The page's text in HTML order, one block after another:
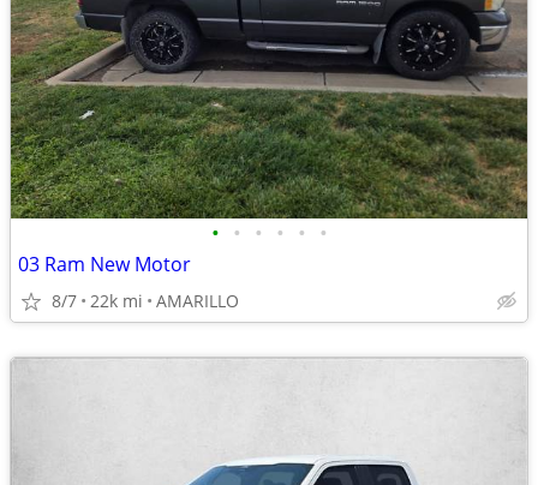
• • • • • •
03 Ram New Motor
8/7 22k mi AMARILLO